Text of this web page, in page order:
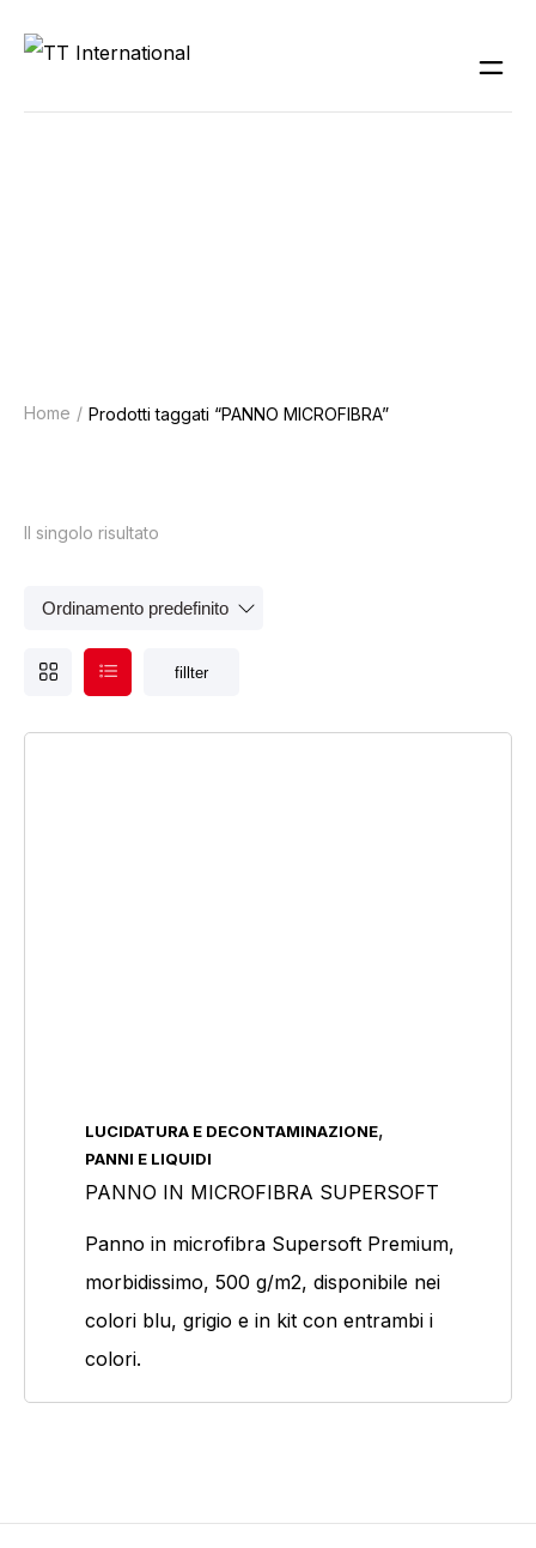
Home Prodotti taggati “PANNO MICROFIBRA”
Tipologia abrasivi
Prodotto Colore
Blu (1)
Grigio (1)
Prodotto Cosparsione
Il singolo risultato
fillter
LUCIDATURA E DECONTAMINAZIONE,
PANNI E LIQUIDI
PANNO IN MICROFIBRA SUPERSOFT
Panno in microfibra Supersoft Premium,
morbidissimo, 500 g/m2, disponibile nei
colori blu, grigio e in kit con entrambi i
colori.